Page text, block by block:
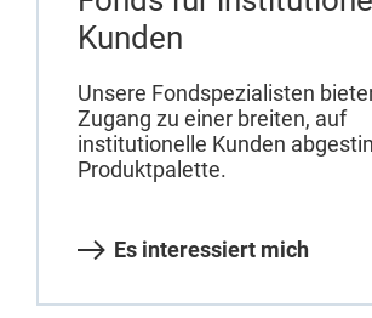
Kunden
Unsere Fondspezialisten
Zugang zu einer breiten, auf
institutionelle Kunden
Produktpalette.
Es interessiert mich